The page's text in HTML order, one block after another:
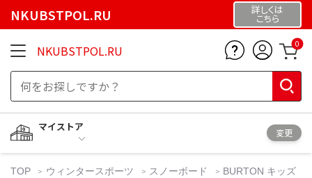
NKUBSTPOL.RU 詳しくは
こちら
NKUBSTPOL.RU 0
マイストア
変更
TOP ウィンタースポーツ スノーボード
BURTON キッズ